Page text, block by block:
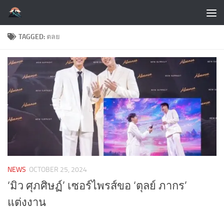
Skip to content
TAGGED: ตลย
NEWS OCTOBER 25, 2024
‘มิว ศุภศิษฏ์’ เซอร์ไพรส์ขอ ‘ตุลย์ ภากร’
แต่งงาน